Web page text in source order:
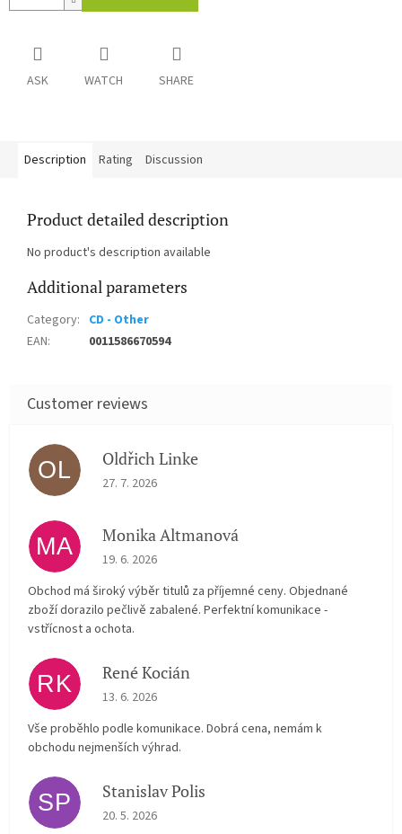
ASK WATCH SHARE
Description Rating Discussion
Product detailed description
No product's description available
Additional parameters
Category: CD - Other
EAN: 0011586670594
OL Oldřich Linke
The store rating is 5 out of 5 stars.
27. 7. 2026
MA Monika Altmanová
The store rating is 5 out of 5 stars.
19. 6. 2026
Obchod má široký výběr titulů za příjemné ceny. Objednané
zboží dorazilo pečlivě zabalené. Perfektní komunikace -
vstřícnost a ochota.
RK René Kocián
The store rating is 5 out of 5 stars.
13. 6. 2026
Vše proběhlo podle komunikace. Dobrá cena, nemám k
obchodu nejmenších výhrad.
SP Stanislav Polis
The store rating is 2 out of 5 stars.
20. 5. 2026